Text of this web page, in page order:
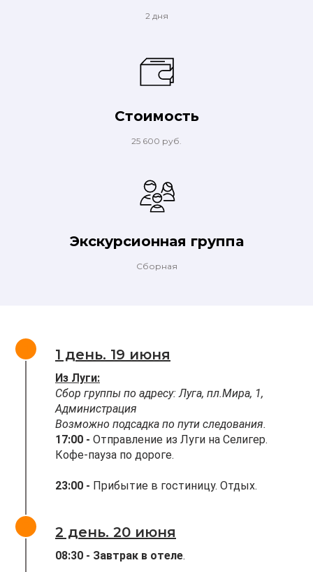
2 дня
Стоимость
25 600 руб.
Экскурсионная группа
Сборная
1 день. 19 июня
Из Луги:
Сбор группы по адресу: Луга, пл.Мира, 1,
Администрация
Возможно подсадка по пути следования.
17:00 - Отправление из Луги на Селигер.
Кофе-пауза по дороге.
23:00 - Прибытие в гостиницу. Отдых.
2 день. 20 июня
08:30 - Завтрак в отеле.